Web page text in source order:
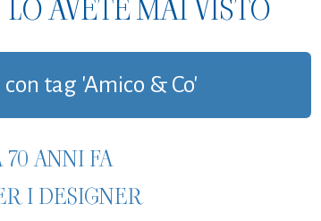
AVETE MAI VISTO
tag 'Amico & Co'
70 ANNI FA
I DESIGNER